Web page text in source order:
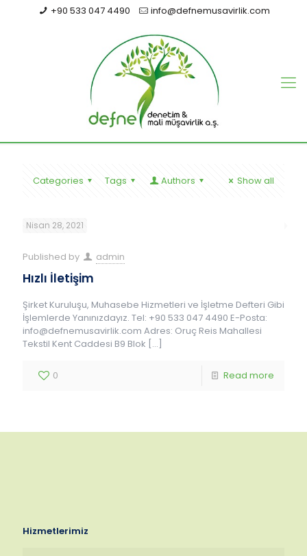
+90 533 047 4490 info@defnemusavirlik.com
Categories Tags Authors Show all
Nisan 28, 2021
Published by admin
Hızlı İletişim
Şirket Kuruluşu, Muhasebe Hizmetleri ve İşletme Defteri Gibi
İşlemlerde Yanınızdayız. Tel: +90 533 047 4490 E-Posta:
info@defnemusavirlik.com Adres: Oruç Reis Mahallesi
Tekstil Kent Caddesi B9 Blok […]
0 Read more
Hizmetlerimiz